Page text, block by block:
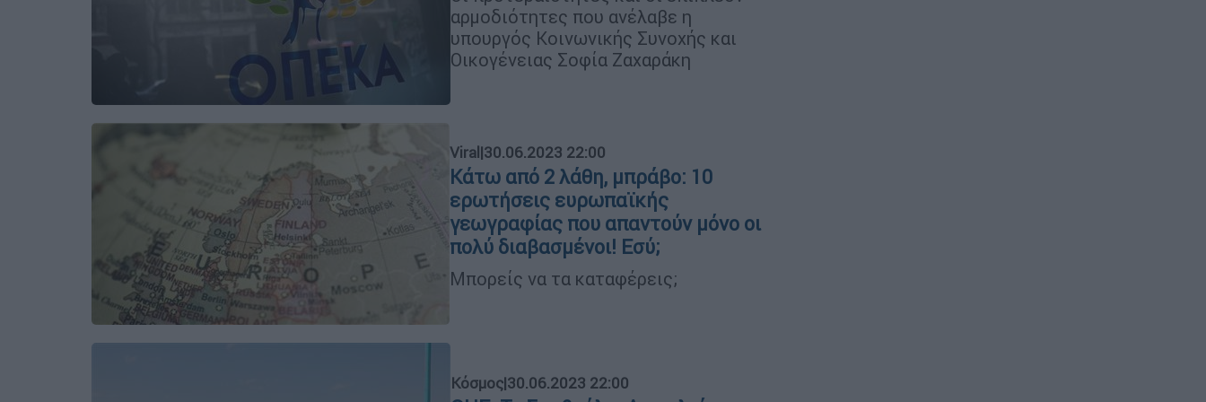
αρμοδιότητες που ανέλαβε η
υπουργός Κοινωνικής Συνοχής και
Οικογένειας Σοφία Ζαχαράκη
Viral |30.06.2023 22:00
Κάτω από 2 λάθη, μπράβο: 10
ερωτήσεις ευρωπαϊκής
γεωγραφίας που απαντούν μόνο οι
πολύ διαβασμένοι! Εσύ;
Μπορείς να τα καταφέρεις;
Κόσμος|30.06.2023 22:00